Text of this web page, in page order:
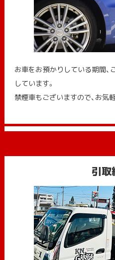
お車をお預かりしている期間
しています。
禁煙車もございますので、お気
引取